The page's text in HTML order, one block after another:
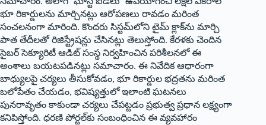
భూ రికార్డులను మార్చినట్లు ఆరోపణలు రావడం మరింత
సంచలనంగా మారింది. కొందరు సిస్టమ్‌లోని టైమ్‌ ‌క్లాక్‌ను మార్చి
పాత తేదీలతో రిజిస్ట్రేషన్లు చేసినట్లు తెలుస్తోంది. కేరళకు చెందిన
సైబర్‌ ‌సెక్యూరిటీ ఆడిట్‌ ‌సంస్థ నిర్వహించిన పరిశీలనలో ఈ
అంశాలు బయటపడినట్లు సమాచారం. ఈ నివేదిక ఆధారంగా
బాధ్యులపై చర్యలు తీసుకోవడం, భూ రికార్డుల భద్రతను మరింత
బలోపేతం చేయడం, భవిష్యత్తులో ఇలాంటి ఘటనలు
పునరావృతం కాకుండా చర్యలు చేపట్టడం ప్రభుత్వ ప్రధాన లక్ష్యంగా
కనిపిస్తోంది. ధరణి పోర్టల్‌కు సంబంధించిన ఈ వ్యవహారం